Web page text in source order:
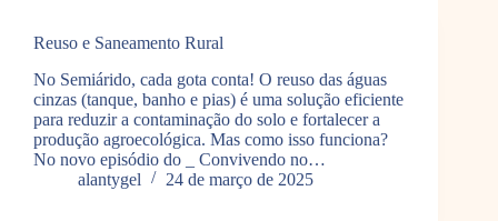
Reuso e Saneamento Rural
No Semiárido, cada gota conta! O reuso das águas
cinzas (tanque, banho e pias) é uma solução eficiente
para reduzir a contaminação do solo e fortalecer a
produção agroecológica. Mas como isso funciona?
No novo episódio do _ Convivendo no…
alantygel
24 de março de 2025